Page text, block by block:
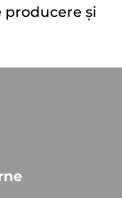
producere și